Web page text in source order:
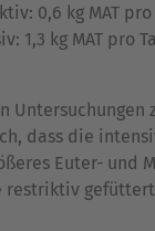
0,6 kg MAT pro
1,3 kg MAT pro
Untersuchungen
dass die
Euter- und
restriktiv